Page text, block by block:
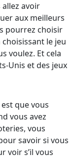
avoir
aux meilleurs
pourrez choisir
le jeu
voulez. Et cela
Unis et des jeux
que vous
vous avez
vous
savoir si vous
voir s’il vous